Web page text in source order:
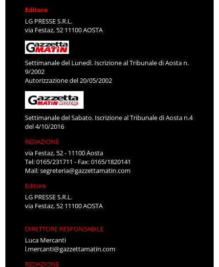
Editore
LG PRESSE S.R.L.
via Festaz, 52 11100 AOSTA
Settimanale del Lunedì. Iscrizione al Tribunale di Aosta n.
9/2002
Autorizzazione del 20/05/2002
Settimanale del Sabato. Iscrizione al Tribunale di Aosta n.4
del 4/10/2016
REDAZIONE
via Festaz, 52 - 11100 Aosta
Tel: 0165/231711 - Fax: 0165/1820141
Mail:segreteria@gazzettamatin.com
Editore
LG PRESSE S.R.L.
via Festaz, 52 11100 AOSTA
DIRETTORE RESPONSABILE
Luca Mercanti
l.mercanti@gazzettamatin.com
REDAZIONE